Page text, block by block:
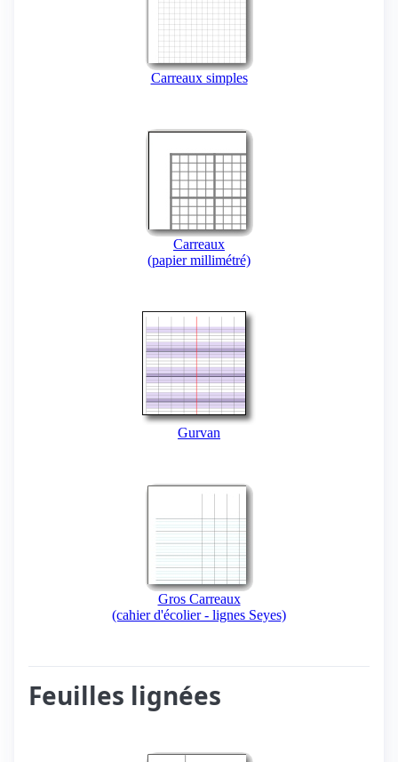
Carreaux simples
Carreaux
(papier millimétré)
Gurvan
Gros Carreaux
(cahier d'écolier - lignes Seyes)
Feuilles lignées